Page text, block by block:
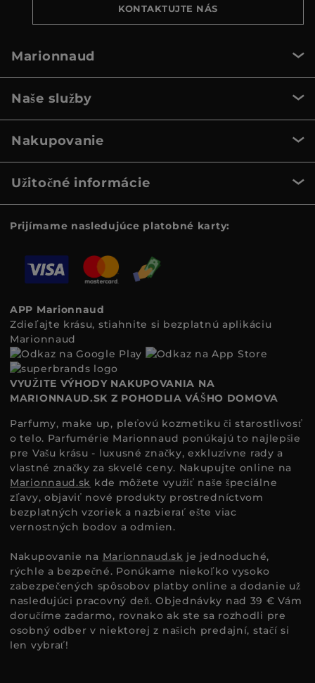
KONTAKTUJTE NÁS
Marionnaud
Naše služby
Nakupovanie
Užitočné informácie
Prijímame nasledujúce platobné karty:
APP Marionnaud
Zdieľajte krásu, stiahnite si bezplatnú aplikáciu
Marionnaud
VYUŽITE VÝHODY NAKUPOVANIA NA
MARIONNAUD.SK Z POHODLIA VÁŠHO DOMOVA
Parfumy, make up, pleťovú kozmetiku či starostlivosť
o telo. Parfumérie Marionnaud ponúkajú to najlepšie
pre Vašu krásu - luxusné značky, exkluzívne rady a
vlastné značky za skvelé ceny. Nakupujte online na
Marionnaud.sk kde môžete využiť naše špeciálne
zľavy, objaviť nové produkty prostredníctvom
bezplatných vzoriek a nazbierať ešte viac
vernostných bodov a odmien.
Nakupovanie na Marionnaud.sk je jednoduché,
rýchle a bezpečné. Ponúkame niekoľko vysoko
zabezpečených spôsobov platby online a dodanie už
nasledujúci pracovný deň. Objednávky nad 39 € Vám
doručíme zadarmo, rovnako ak ste sa rozhodli pre
osobný odber v niektorej z našich predajní, stačí si
len vybrať!